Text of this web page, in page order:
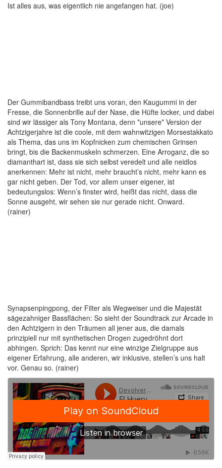
Ist alles aus, was eigentlich nie angefangen hat. (joe)
Der Gummibandbass treibt uns voran, den Kaugummi in der
Fresse, die Sonnenbrille auf der Nase, die Hüfte locker, und dabei
sind wir lässiger als Tony Montana, denn *unsere* Version der
Achtzigerjahre ist die coole, mit dem wahnwitzigen Morsestakkato
als Thema, das uns im Kopfnicken zum chemischen Grinsen
bringt, bis die Backenmuskeln schmerzen. Eine Arroganz, die so
diamanthart ist, dass sie sich selbst veredelt und alle neidlos
anerkennen: Mehr ist nicht, mehr braucht’s nicht, mehr kann es
gar nicht geben. Der Tod, vor allem unser eigener, ist
bedeutungslos: Wenn’s finster wird, heißt das nicht, dass die
Sonne ausgeht, wir sehen sie nur gerade nicht. Onward.
(rainer)
Synapsenpingpong, der Filter als Wegweiser und die Majestät
sägezahniger Bassflächen: So sieht der Soundtrack zur Arcade in
den Achtzigern in den Träumen all jener aus, die damals
prinzipiell nur mit synthetischen Drogen zugedröhnt dort
abhingen. Sprich: Das kennt nur eine winzige Zielgruppe aus
eigener Erfahrung, alle anderen, wir inklusive, stellen’s uns halt
vor. Genau so. (rainer)